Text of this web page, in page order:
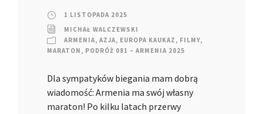
1 LISTOPADA 2025
MICHAŁ WALCZEWSKI
ARMENIA, AZJA, EUROPA KAUKAZ , FILMY,
MARATON , PODRÓŻ 081 – ARMENIA 2025
Dla sympatyków biegania mam dobrą
wiadomość: Armenia ma swój własny
maraton! Po kilku latach przerwy